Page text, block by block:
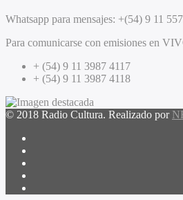
Whatsapp para mensajes: +(54) 9 11
Para comunicarse con emisiones en
+ (54) 9 11 3987 4117
+ (54) 9 11 3987 4118
© 2018 Radio Cultura. Realizado por